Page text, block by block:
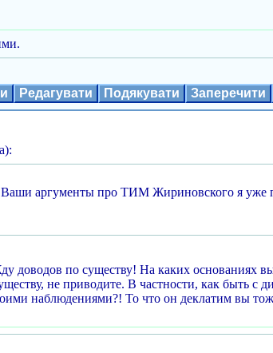
Редагувати Подякувати Заперечити
Ваши аргументы про ТИМ Жириновского я
доводов по существу! На каких основаниях
не приводите. В частности, как быть
наблюдениями?! То что он деклатим вы